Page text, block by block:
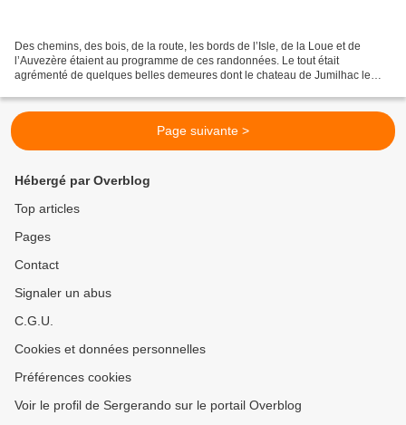
Des chemins, des bois, de la route, les bords de l’Isle, de la Loue et de
l’Auvezère étaient au programme de ces randonnées. Le tout était
agrémenté de quelques belles demeures dont le chateau de Jumilhac le
Page suivante >
Hébergé par Overblog
Top articles
Pages
Contact
Signaler un abus
C.G.U.
Cookies et données personnelles
Préférences cookies
Voir le profil de Sergerando sur le portail Overblog